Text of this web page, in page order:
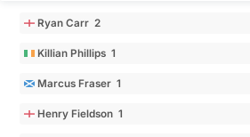
Ryan Carr 2
Killian Phillips 1
Marcus Fraser 1
Henry Fieldson 1